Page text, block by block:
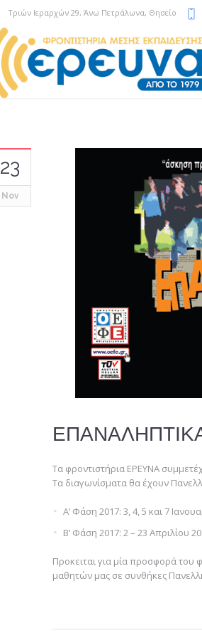
Τριών Ιεραρχών 29, Άνω Πετράλωνα, Θησείο
23
Nov
Τα φροντιστήρια ΕΡΕΥΝΑ
Τα διαγωνίσματα θα έχουν
Α’ Φάση 2017: 3, 4, 5 και 7
Β’ Φάση 2017: 2 – 23 Απριλίου
Προκειται για μία προσφορά του
μαθητών μας σε συνθήκες